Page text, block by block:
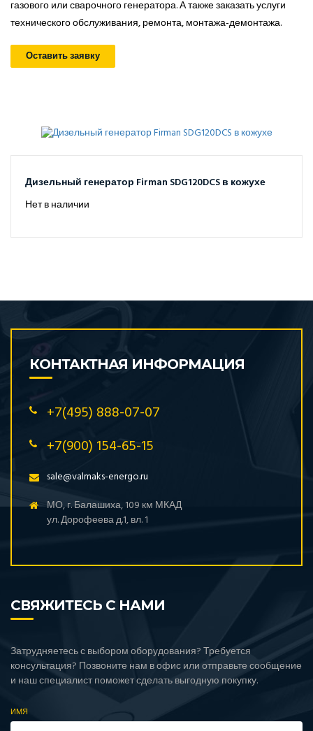
газового или сварочного генератора. А также заказать услуги
технического обслуживания, ремонта, монтажа-демонтажа.
Оставить заявку
Дизельный генератор Firman SDG120DCS в кожухе
Нет в наличии
КОНТАКТНАЯ ИНФОРМАЦИЯ
+7(495) 888-07-07
+7(900) 154-65-15
sale@valmaks-energo.ru
МО, г. Балашиха, 109 км МКАД
ул. Дорофеева д.1, вл. 1
СВЯЖИТЕСЬ С НАМИ
Затрудняетесь с выбором оборудования? Требуется
консультация? Позвоните нам в офис или отправьте сообщение
и наш специалист поможет сделать выгодную покупку.
ИМЯ